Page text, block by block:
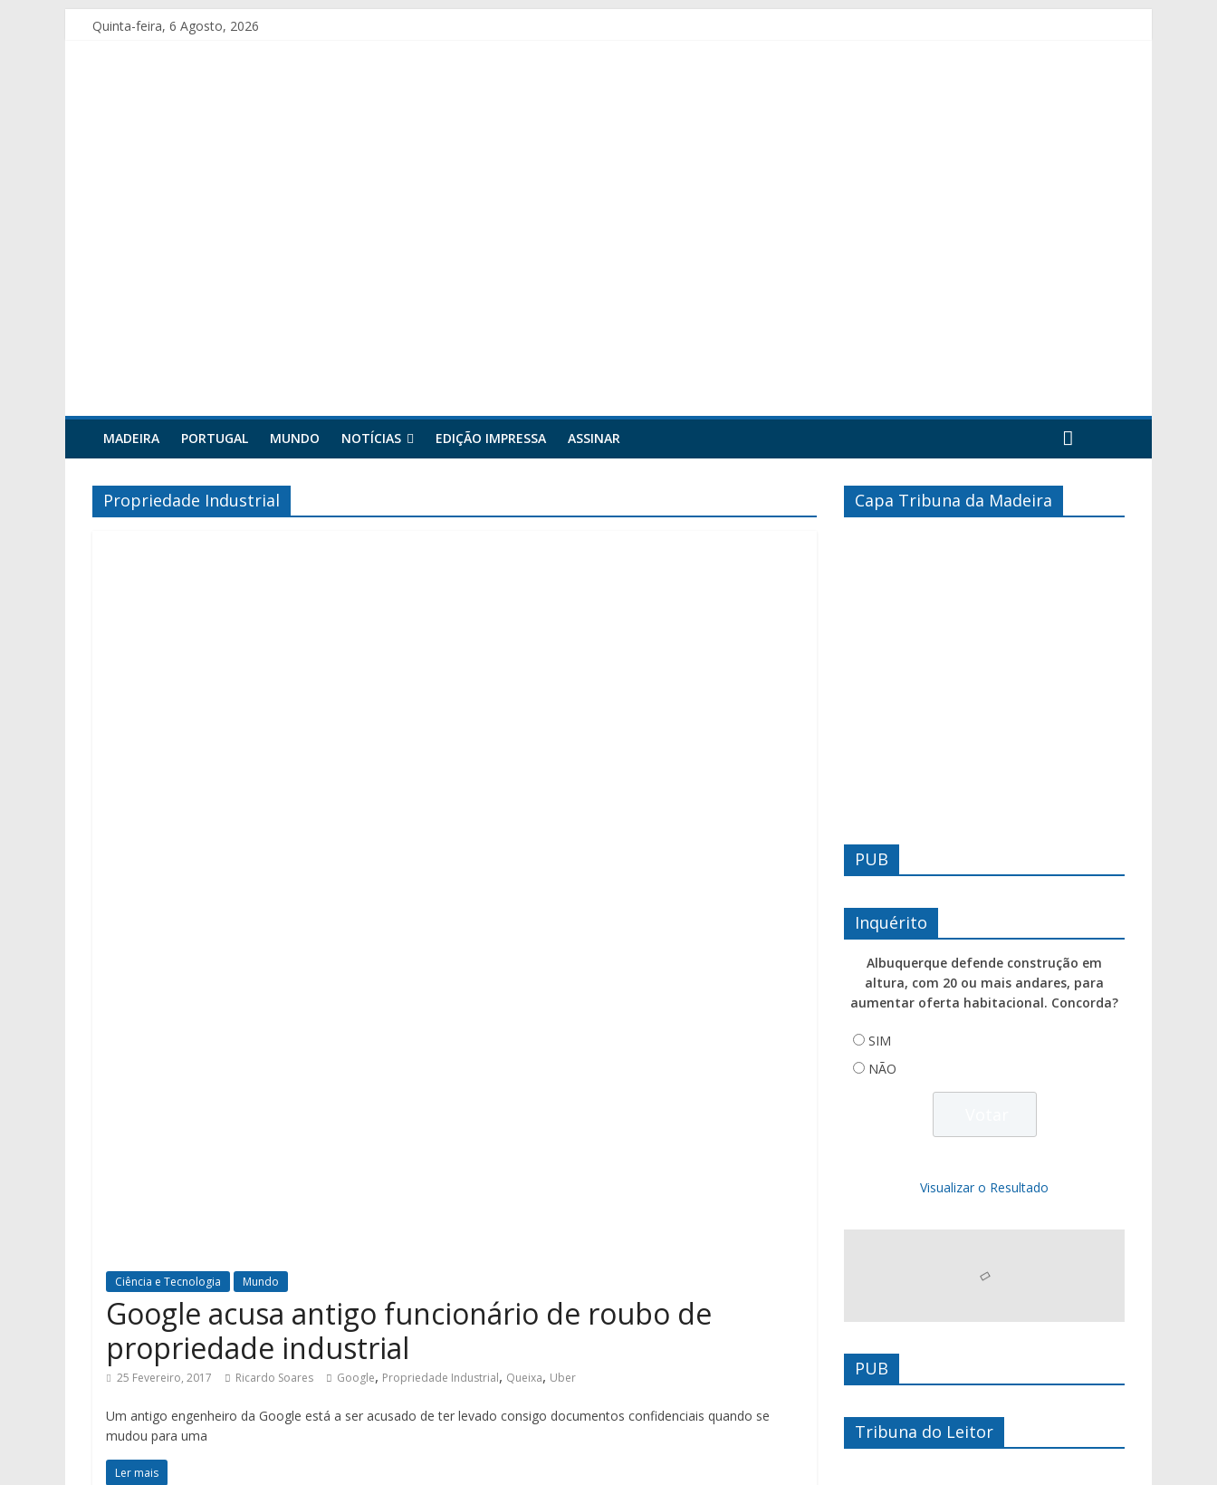
Quinta-feira, 6 Agosto, 2026
MADEIRA PORTUGAL MUNDO NOTÍCIAS EDIÇÃO IMPRESSA ASSINAR
Propriedade Industrial
Ciência e Tecnologia Mundo
Google acusa antigo funcionário de roubo de
propriedade industrial
25 Fevereiro, 2017 Ricardo Soares Google, Propriedade Industrial, Queixa, Uber
Um antigo engenheiro da Google está a ser acusado de ter levado consigo documentos confidenciais quando se
mudou para uma
Ler mais
Capa Tribuna da Madeira
PUB
Inquérito
Albuquerque defende construção em
altura, com 20 ou mais andares, para
aumentar oferta habitacional. Concorda?
SIM
NÃO
Visualizar o Resultado
PUB
Tribuna do Leitor